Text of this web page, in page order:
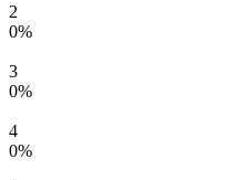
2
0%
3
0%
4
0%